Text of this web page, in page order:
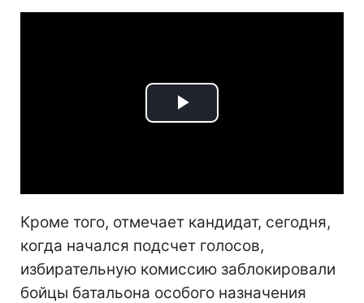
Play
Кроме того, отмечает кандидат, сегодня,
когда начался подсчет голосов,
избирательную комиссию заблокировали
бойцы батальона особого назначения